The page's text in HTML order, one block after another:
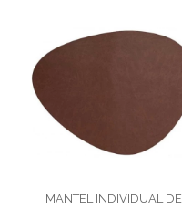
MANTEL INDIVIDUAL DE